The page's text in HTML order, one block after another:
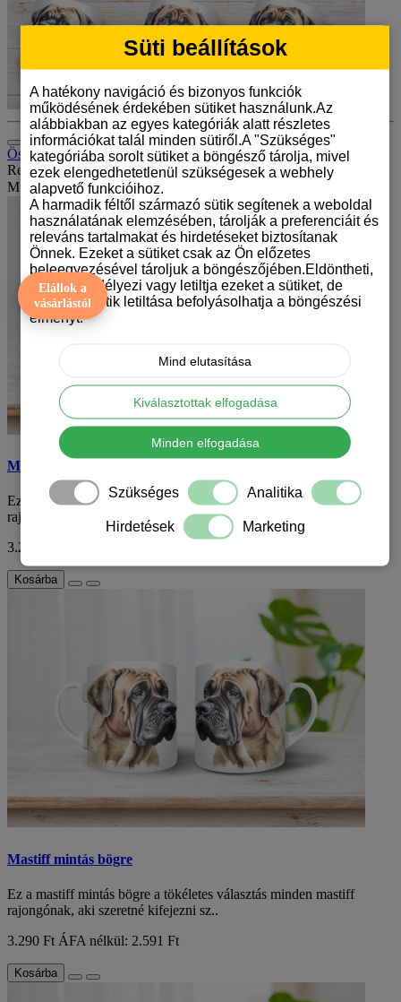
Összehasonlítás (0)
Rendezés:
Mutat:
Mastiff mintás bögre
Ez a mastiff mintás bögre a tökéletes választás minden mastiff
rajongónak, aki szeretné kifejezni sz..
3.290 Ft
Kosárba
Mastiff mintás bögre
Ez a mastiff mintás bögre a tökéletes választás minden mastiff
rajongónak, aki szeretné kifejezni sz..
3.290 Ft ÁFA nélkül: 2.591 Ft
Kosárba
Elállok a
vásárlástól
Süti beállítások
A hatékony navigáció és bizonyos funkciók
működésének érdekében sütiket használunk.Az
alábbiakban az egyes kategóriák alatt részletes
információkat talál minden sütiről.A "Szükséges"
kategóriába sorolt sütiket a böngésző tárolja, mivel
ezek elengedhetetlenül szükségesek a webhely
alapvető funkcióihoz.
A harmadik féltől származó sütik segítenek a weboldal
használatának elemzésében, tárolják a preferenciáit és
releváns tartalmakat és hirdetéseket biztosítanak
Önnek. Ezeket a sütiket csak az Ön előzetes
beleegyezésével tároljuk a böngészőjében.Eldöntheti,
hogy engedélyezi vagy letiltja ezeket a sütiket, de
bizonyos sütik letiltása befolyásolhatja a böngészési
élményt.
Mind elutasítása
Kiválasztottak elfogadása
Minden elfogadása
Szükséges Analitika
Hirdetések Marketing